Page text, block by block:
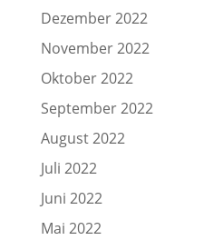
Dezember 2022
November 2022
Oktober 2022
September 2022
August 2022
Juli 2022
Juni 2022
Mai 2022